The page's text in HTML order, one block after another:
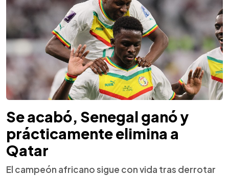
Se acabó, Senegal ganó y
prácticamente elimina a
Qatar
El campeón africano sigue con vida tras derrotar